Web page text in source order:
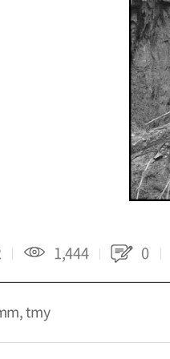
1,444 0
tmy